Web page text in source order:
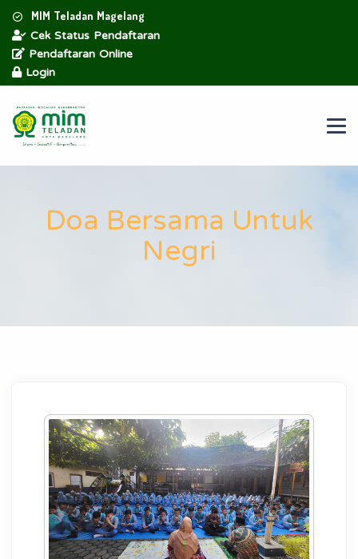
MIM Teladan Magelang
Cek Status Pendaftaran
Pendaftaran Online
Login
Doa Bersama Untuk
Negri